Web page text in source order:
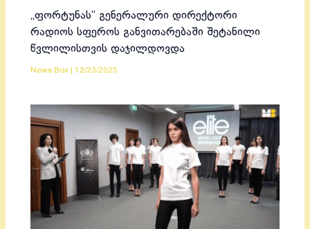
„ფორტუნას“ გენერალური დირექტორი
რადიოს სფეროს განვითარებაში შეტანილი
წვლილისთვის დაჯილდოვდა
News Box |12/23/2025